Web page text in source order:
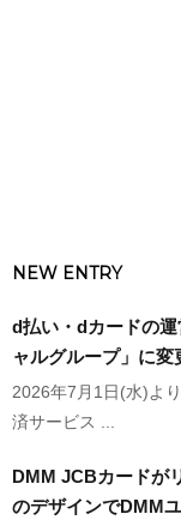
NEW ENTRY
d払い・dカードの
ャルグループ」に変
2026年7月1日(水)よ
済サービス ...
DMM JCBカードが
のデザインでDMM